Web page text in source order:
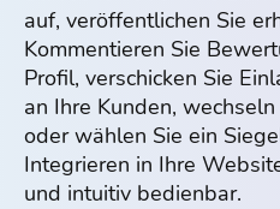
auf, veröffentlichen Sie
Kommentieren Sie
Profil, verschicken Sie
an Ihre Kunden,
oder wählen Sie ein
Integrieren in Ihre
und intuitiv bedienbar.